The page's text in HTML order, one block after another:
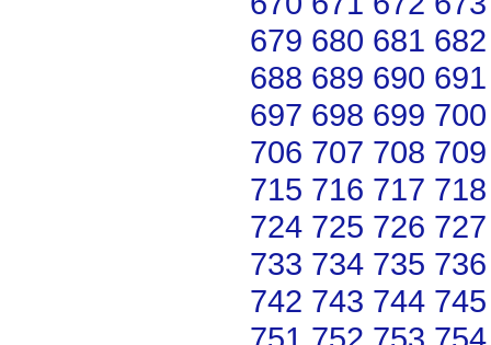
679 680 681 682
688 689 690 691
697 698 699 700
706 707 708 709
715 716 717 718
724 725 726 727
733 734 735 736
742 743 744 745